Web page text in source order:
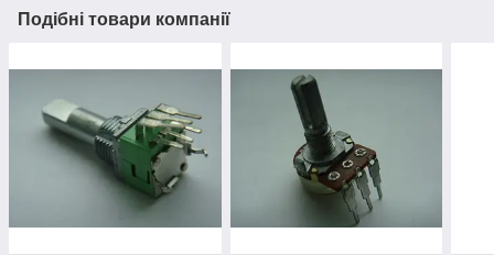
Подібні товари компанії